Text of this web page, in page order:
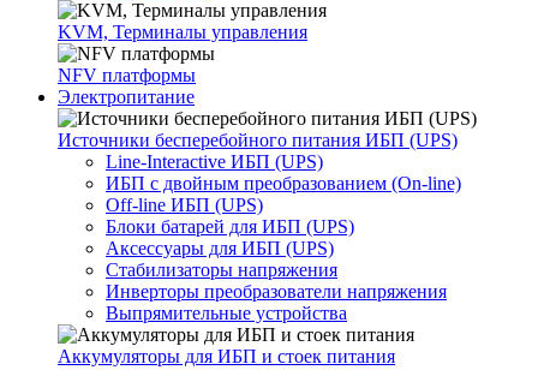
KVM, Терминалы управления
NFV платформы
Электропитание
Источники бесперебойного питания ИБП (UPS)
Line-Interactive ИБП (UPS)
ИБП с двойным преобразованием (On-line)
Off-line ИБП (UPS)
Блоки батарей для ИБП (UPS)
Аксессуары для ИБП (UPS)
Стабилизаторы напряжения
Инверторы преобразователи напряжения
Выпрямительные устройства
Аккумуляторы для ИБП и стоек питания